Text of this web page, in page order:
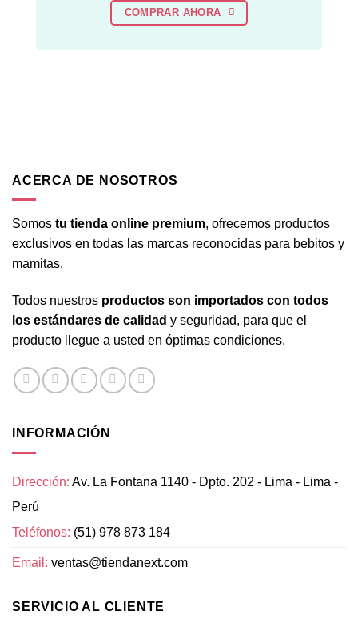
COMPRAR AHORA
ACERCA DE NOSOTROS
Somos tu tienda online premium, ofrecemos productos
exclusivos en todas las marcas reconocidas para bebitos y
mamitas.
Todos nuestros productos son importados con todos
los estándares de calidad y seguridad, para que el
producto llegue a usted en óptimas condiciones.
INFORMACIÓN
Dirección: Av. La Fontana 1140 - Dpto. 202 - Lima - Lima -
Perú
Teléfonos: (51) 978 873 184
Email: ventas@tiendanext.com
SERVICIO AL CLIENTE